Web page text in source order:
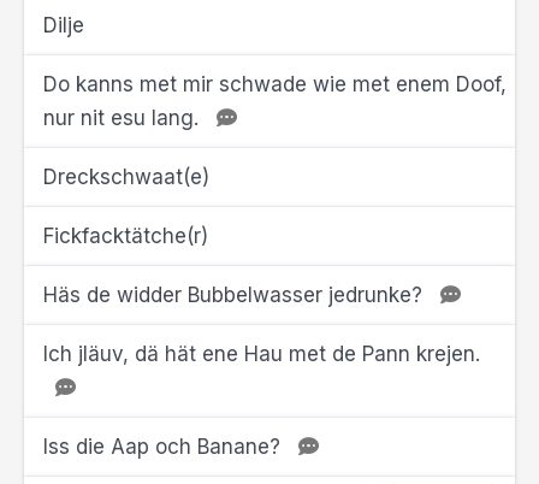
Dilje
Do kanns met mir schwade wie met enem Doof,
nur nit esu lang.
Dreckschwaat(e)
Fickfacktätche(r)
Häs de widder Bubbelwasser jedrunke?
Ich jläuv, dä hät ene Hau met de Pann krejen.
Iss die Aap och Banane?